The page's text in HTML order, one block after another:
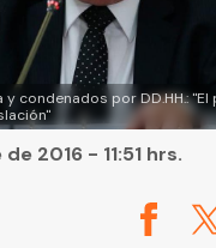
condenados por DD.HH.: "El
2016 - 11:51 hrs.